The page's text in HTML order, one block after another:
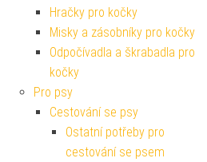
Hračky pro kočky
Misky a zásobníky pro kočky
Odpočívadla a škrabadla pro
kočky
Pro psy
Cestování se psy
Ostatní potřeby pro
cestování se psem